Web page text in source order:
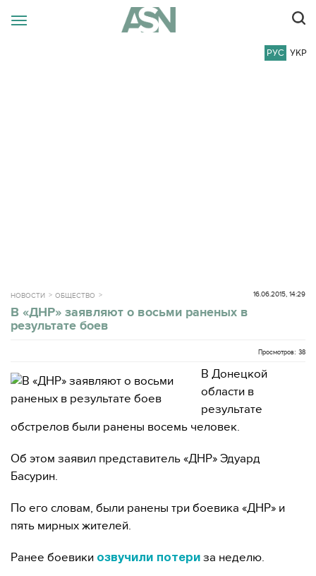
РУС УКР
НОВОСТИ ОБЩЕСТВО 16.06.2015, 14:29
В «ДНР» заявляют о восьми раненых в
результате боев
Просмотров: 38
В Донецкой
области в
результате
обстрелов были ранены восемь человек.
Об этом заявил представитель «ДНР» Эдуард
Басурин.
По его словам, были ранены три боевика «ДНР» и
пять мирных жителей.
Ранее боевики озвучили потери за неделю.